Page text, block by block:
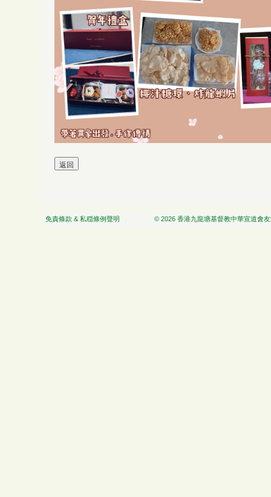
免責條款 & 私穏條例聲明 © 2026 香港九龍塘基督教中華宣道會友愛